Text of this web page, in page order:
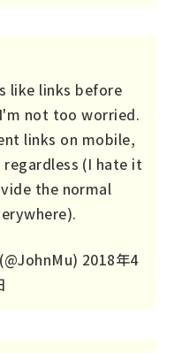
like links before
not too worried.
links on mobile,
(I hate it
the normal
2018年4